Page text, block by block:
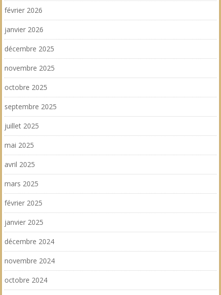
février 2026
janvier 2026
décembre 2025
novembre 2025
octobre 2025
septembre 2025
juillet 2025
mai 2025
avril 2025
mars 2025
février 2025
janvier 2025
décembre 2024
novembre 2024
octobre 2024